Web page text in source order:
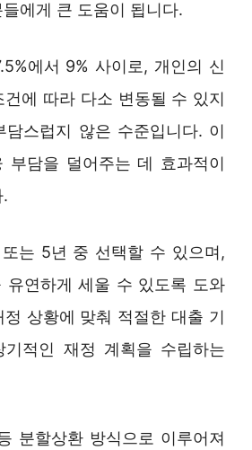
에게 큰 도움이 됩니다.
에서 9% 사이로, 개인의 신
에 따라 다소 변동될 수 있지
담스럽지 않은 수준입니다. 이
부담을 덜어주는 데 효과적이
는 5년 중 선택할 수 있으며,
유연하게 세울 수 있도록 도와
상황에 맞춰 적절한 대출 기
기적인 재정 계획을 수립하는
분할상환 방식으로 이루어져